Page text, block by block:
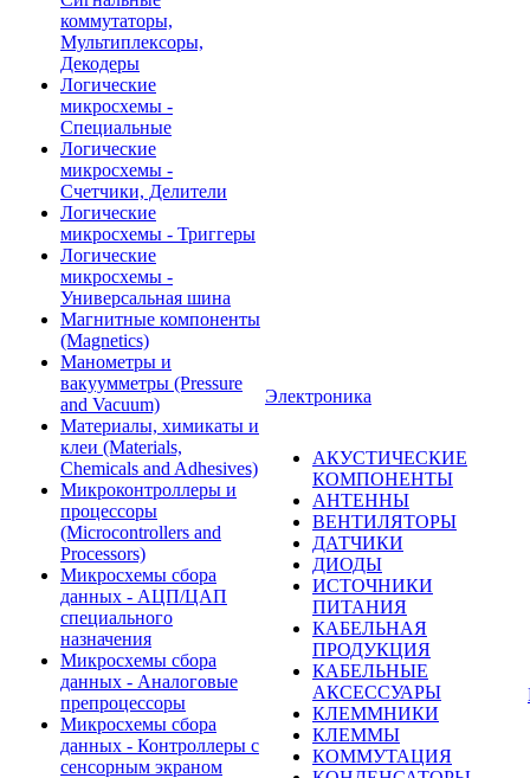
коммутаторы,
Мультиплексоры,
Декодеры
Логические
микросхемы -
Специальные
Логические
микросхемы -
Счетчики, Делители
Логические
микросхемы - Триггеры
Логические
микросхемы -
Универсальная шина
Магнитные компоненты
(Magnetics)
Манометры и
вакуумметры (Pressure
and Vacuum)
Материалы, химикаты и
клеи (Materials,
Chemicals and Adhesives)
Микроконтроллеры и
процессоры
(Microcontrollers and
Processors)
Микросхемы сбора
данных - АЦП/ЦАП
специального
назначения
Микросхемы сбора
данных - Аналоговые
препроцессоры
Микросхемы сбора
данных - Контроллеры с
сенсорным экраном
Электроника
АКУСТИЧЕСКИЕ
КОМПОНЕНТЫ
АНТЕННЫ
ВЕНТИЛЯТОРЫ
ДАТЧИКИ
ДИОДЫ
ИСТОЧНИКИ
ПИТАНИЯ
КАБЕЛЬНАЯ
ПРОДУКЦИЯ
КАБЕЛЬНЫЕ
АКСЕССУАРЫ
КЛЕММНИКИ
КЛЕММЫ
КОММУТАЦИЯ